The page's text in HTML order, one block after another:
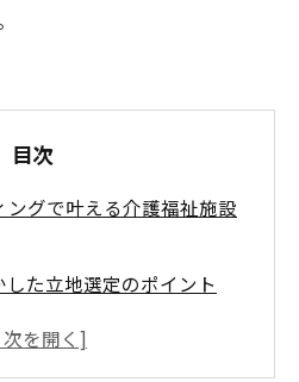
目次
ングで叶える介護福祉施設
た立地選定のポイント
使した理想的な土地選び